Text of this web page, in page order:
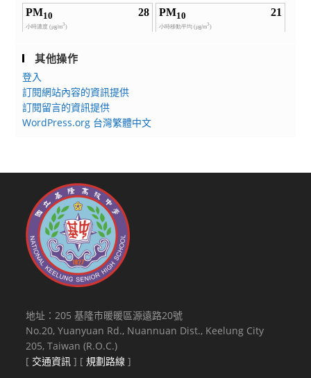
其他操作
登入
訂閱網站內容的資訊提供
訂閱留言的資訊提供
WordPress.org 台灣繁體中文
地址：205 基隆市暖暖區源遠路20號
No.20, Yuanyuan Rd., Nuannuan Dist., Keelung City
205, Taiwan (R.O.C.)
[ 交通資訊 ] [規劃路線 ]